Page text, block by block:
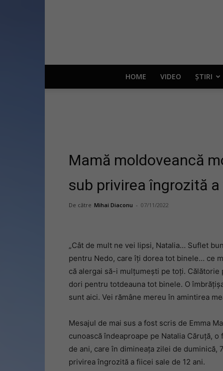
HOME VIDEO ȘTIRI
Mamă moldoveancă
sub privirea îngrozită
De către Mihai Diaconu - 07/11/2022
„Cât de mult ne vei lipsi, Natalia… Suflet
pentru Nedo, care îți dorea tot binele… ce
că alergai să-i mulțumești pe toți.
dori pentru totdeauna tot binele. O
sunt aici. Vei rămâne mereu în amintirea
Mesajul de mai sus a fost scris de Emma
cunoască îndeaproape pe Natalia Căruță,
de ani, care în dimineața zilei de
privirea îngrozită a fiicei sale de 12 ani.